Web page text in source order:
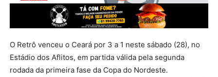
O Retrô venceu o Ceará por 3 a 1 neste sábado (28), no
Estádio dos Aflitos, em partida válida pela segunda
rodada da primeira fase da Copa do Nordeste.